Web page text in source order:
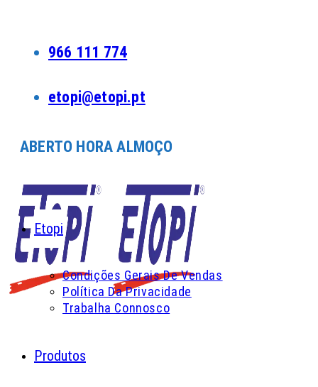
966 111 774
etopi@etopi.pt
ABERTO HORA ALMOÇO
Etopi
Condições Gerais De Vendas
Política Da Privacidade
Trabalha Connosco
Produtos